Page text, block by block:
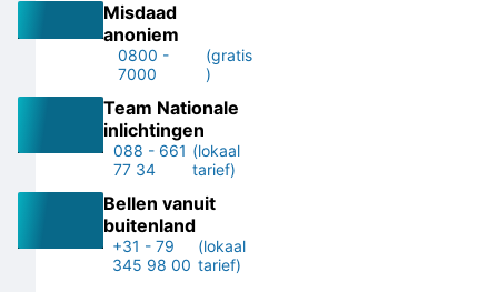
Misdaad
anoniem
0800 -
7000
(gratis
)
Team Nationale
inlichtingen
088 - 661
77 34
(lokaal
tarief)
Bellen vanuit
buitenland
+31 - 79
345 98 00
(lokaal
tarief)